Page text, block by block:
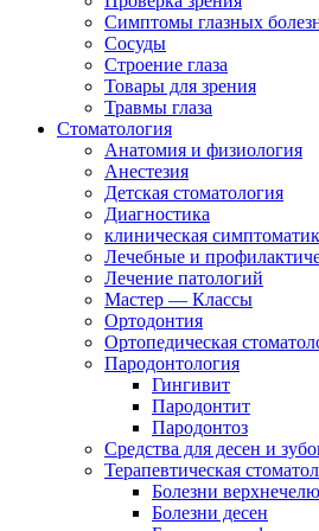
Симптомы глазных
Сосуды
Строение глаза
Товары для зрения
Травмы глаза
Стоматология
Анатомия и физиология
Анестезия
Детская стоматология
Диагностика
клиническая
Лечебные и
Лечение патологий
Мастер — Классы
Ортодонтия
Ортопедическая
Пародонтология
Гингивит
Пародонтит
Пародонтоз
Средства для десен и
Терапевтическая
Болезни
Болезни десен